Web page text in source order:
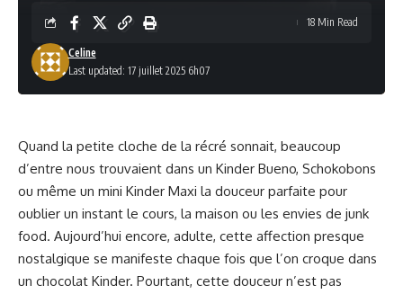
Last updated: 17 juillet 2025 6h07
Celine
18 Min Read
Quand la petite cloche de la récré sonnait, beaucoup
d’entre nous trouvaient dans un Kinder Bueno, Schokobons
ou même un mini Kinder Maxi la douceur parfaite pour
oublier un instant le cours, la maison ou les envies de junk
food. Aujourd’hui encore, adulte, cette affection presque
nostalgique se manifeste chaque fois que l’on croque dans
un chocolat Kinder. Pourtant, cette douceur n’est pas